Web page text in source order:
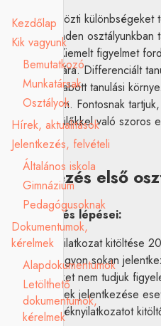
Kezdőlap
Kik vagyunk
Bemutatkozó
Munkatársak
Osztályok
Hírek, aktualitások
Jelentkezés, felvételi
Általános iskola
Gimnázium
Pedagógusoknak
Dokumentumok,
kérelmek
Alapdokumentumok
Letölthető
dokumentumok,
kérelmek
A gyerekek közti
iskolaként minden
gyermekek. Kiemelt figyelmet
megvalósítására. Differenciált
személyre szabott tanulási
a tanulás öröm. Fontosnak
nevelés a szülőkkel való szoros
meg.
Jelentkezés első
A jelentkezés lépései:
1. Szándéknyilatkozat kitöltése
Iskolánkba nagyon sokan
jelentkezéseket nem tudjuk
igényű gyermek jelentkezése
2. A szándéknyilatkozatot